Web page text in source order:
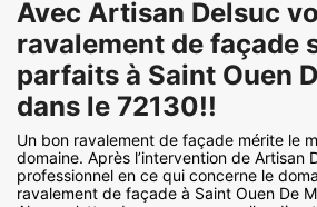
Avec Artisan Delsuc
ravalement de façade
parfaits à Saint Ouen
dans le 72130!!
Un bon ravalement de façade mérite le
domaine. Après l’intervention de Artisan
professionnel en ce qui concerne le
ravalement de façade à Saint Ouen De